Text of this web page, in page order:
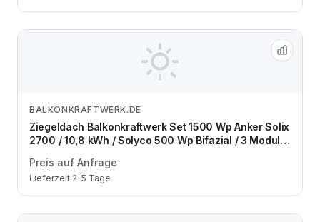
Zum Angebot
BALKONKRAFTWERK.DE
Ziegeldach Balkonkraftwerk Set 1500 Wp Anker Solix
2700 / 10,8 kWh / Solyco 500 Wp Bifazial / 3 Module
Preis auf Anfrage
Lieferzeit 2-5 Tage